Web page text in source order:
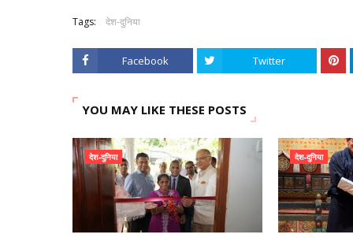
Tags: देश-दुनिया
Facebook Twitter
YOU MAY LIKE THESE POSTS
देश-दुनिया देश-दुनिया